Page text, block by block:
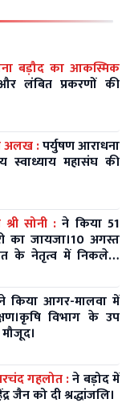
बड़ौद का आकस्मिक
लंबित प्रकरणों की
अलख :पर्युषण आराधना
महासंघ की
सोनी : ने किया 51
का जायजा।10 अगस्त
के नेतृत्व में निकलेगी
किया आगर-मालवा में
विभाग के उप
गहलोत :ने बड़ोद में
जैन को दी श्रद्धांजलि।